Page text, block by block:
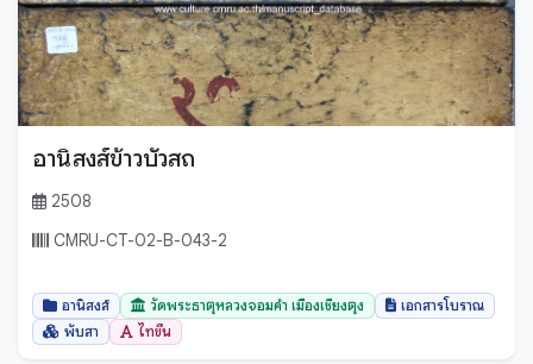
อานิสงส์ข้าวบัวสถ
2508
CMRU-CT-02-B-043-2
อานิสงส์ วัดพระธาตุหลวงจอมคำ เมืองเชียงตุง
เอกสารโบราณ
พับสา
ไทขึน